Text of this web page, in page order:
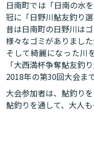
日南町では「日南の水
冠に「日野川鮎友釣り
昔は日南町の日野川は
様々なゴミがありまし
そして綺麗になった川
「大西満杯争奪鮎友釣
2018年の第30回大会ま
大会参加者は、鮎釣り
鮎釣りを通して、大人